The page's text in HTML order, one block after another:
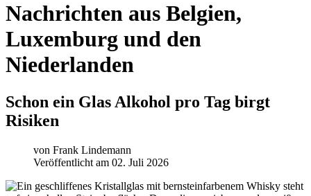
Nachrichten aus Belgien,
Luxemburg und den
Niederlanden
Schon ein Glas Alkohol pro Tag birgt
Risiken
von Frank Lindemann
Veröffentlicht am 02. Juli 2026